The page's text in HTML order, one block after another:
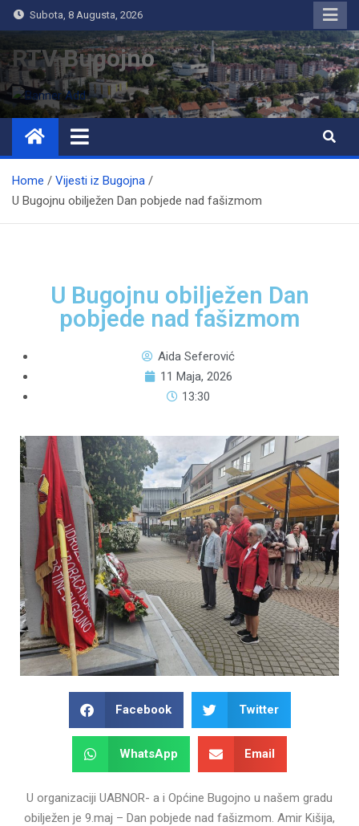
Subota, 8 Augusta, 2026
RTV Bugojno
Home
Vijesti iz Bugojna
U Bugojnu obilježen Dan pobjede nad fašizmom
U Bugojnu obilježen Dan
pobjede nad fašizmom
Aida Seferović
11 Maja, 2026
13:30
Facebook Twitter
WhatsApp Email
U organizaciji UABNOR- a i Općine Bugojno u našem gradu
obilježen je 9.maj – Dan pobjede nad fašizmom. Amir Kišija,